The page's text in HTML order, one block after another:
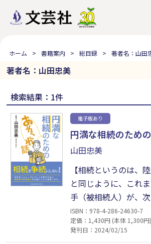
ホーム 書籍案内 総目録 著者名：山田
著者名：山田忠美
検索結果：1件
電子版あり
円満な相続のため
山田忠美
【相続というのは、
と同じように、これ
手（被相続人）が、
人）へとバトンを渡す
バトンパスを行うため
（親）は、相続人（
ISBN：978-4-286-24630-7
定価：1,430円 (本体 1,300円)
発刊日：2024/02/15